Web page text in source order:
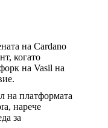
на Cardano
когато
на Vasil на
на платформата
нарече
за